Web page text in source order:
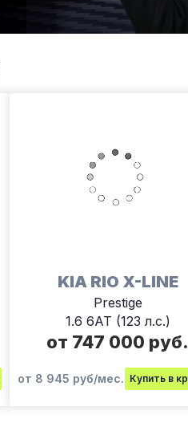
KIA RIO X-LINE
Prestige
1.6 6АТ (123 л.с.)
от 747 000 руб.
от 8 945 руб/мес. Купить в